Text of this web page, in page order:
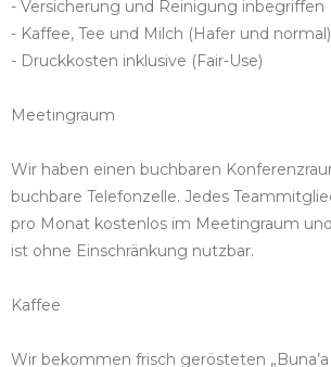
- Versicherung und Reinigung inbegriffen
- Kaffee, Tee und Milch (Hafer und
- Druckkosten inklusive (Fair-Use)
Meetingraum
Wir haben einen buchbaren
buchbare Telefonzelle. Jedes
pro Monat kostenlos im Meetingraum
ist ohne Einschränkung nutzbar.
Kaffee
Wir bekommen frisch gerösteten